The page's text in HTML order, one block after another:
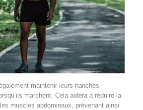
maintenir leurs hanches
marchent. Cela aidera à réduire la
muscles abdominaux, prévenant ainsi